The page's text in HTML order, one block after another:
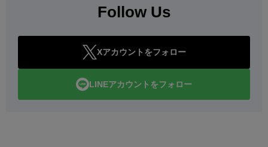
Follow Us
Xアカウントをフォロー
LINEアカウントをフォロー